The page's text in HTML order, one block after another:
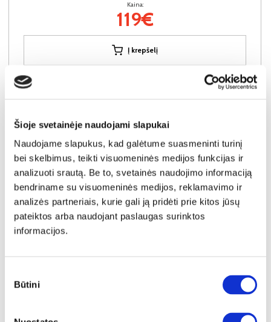
Šioje svetainėje naudojami slapukai
Naudojame slapukus, kad galėtume suasmeninti turinį
bei skelbimus, teikti visuomeninės medijos funkcijas ir
analizuoti srautą. Be to, svetainės naudojimo informaciją
bendriname su visuomeninės medijos, reklamavimo ir
analizės partneriais, kurie gali ją pridėti prie kitos jūsų
pateiktos arba naudojant paslaugas surinktos
informacijos.
pasirinkimas
Būtini
Kaina:
119€
Į krepšelį